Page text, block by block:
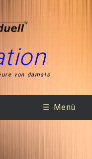
von damals
☰ Menü